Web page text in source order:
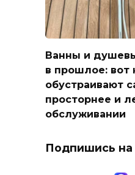
Ванны и
в прошлое: вот
обустраивают
просторнее и
обслуживании
Подпишись на